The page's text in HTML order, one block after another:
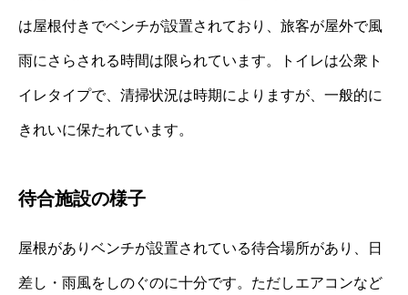
は屋根付きでベンチが設置されており、旅客が屋外で風
雨にさらされる時間は限られています。トイレは公衆ト
イレタイプで、清掃状況は時期によりますが、一般的に
きれいに保たれています。
待合施設の様子
屋根がありベンチが設置されている待合場所があり、日
差し・雨風をしのぐのに十分です。ただしエアコンなど